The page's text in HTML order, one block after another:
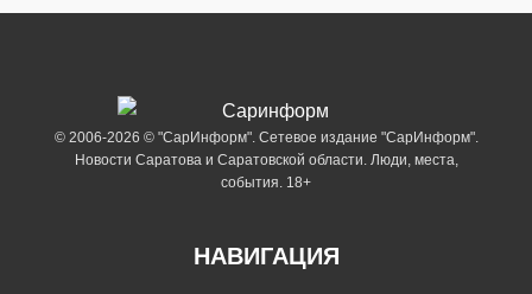
© 2006-2026 © "СарИнформ". Сетевое издание "СарИнформ".
Новости Саратова и Саратовской области. Люди, места,
события. 18+
НАВИГАЦИЯ